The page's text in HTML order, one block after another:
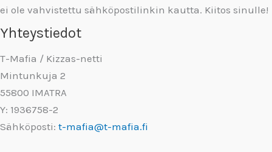
ei ole vahvistettu sähköpostilinkin kautta. Kiitos sinulle!
Yhteystiedot
T-Mafia / Kizzas-netti
Mintunkuja 2
55800 IMATRA
Y: 1936758-2
Sähköposti: t-mafia@t-mafia.fi